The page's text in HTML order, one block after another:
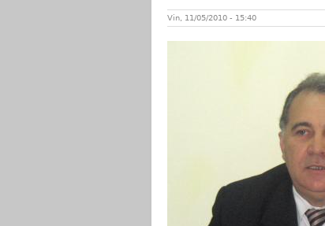
Vin, 11/05/2010 - 15:40